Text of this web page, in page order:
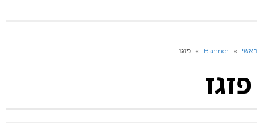
ראשי »
Banner
» פזגז
פזגז